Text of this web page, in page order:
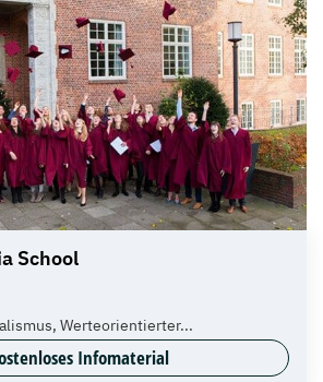
School
Werteorientierter...
Infomaterial